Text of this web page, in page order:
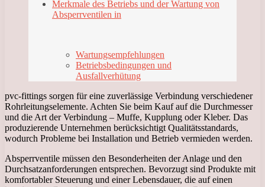
Merkmale des Betriebs und der Wartung von
Absperrventilen in
Wartungsempfehlungen
Betriebsbedingungen und
Ausfallverhütung
pvc-fittings sorgen für eine zuverlässige Verbindung verschiedener
Rohrleitungselemente. Achten Sie beim Kauf auf die Durchmesser
und die Art der Verbindung – Muffe, Kupplung oder Kleber. Das
produzierende Unternehmen berücksichtigt Qualitätsstandards,
wodurch Probleme bei Installation und Betrieb vermieden werden.
Absperrventile müssen den Besonderheiten der Anlage und den
Durchsatzanforderungen entsprechen. Bevorzugt sind Produkte mit
komfortabler Steuerung und einer Lebensdauer, die auf einen